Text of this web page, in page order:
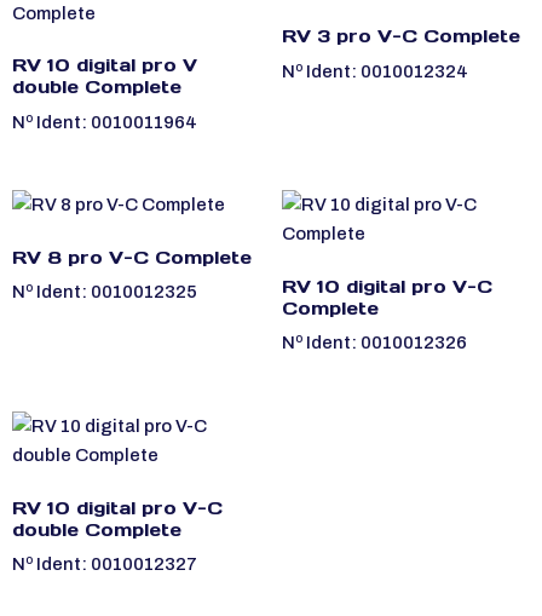
RV 10 digital pro V
double Complete
Nº Ident: 0010011964
RV 3 pro V-C Complete
Nº Ident: 0010012324
RV 8 pro V-C Complete
Nº Ident: 0010012325
RV 10 digital pro V-C
Complete
Nº Ident: 0010012326
RV 10 digital pro V-C
double Complete
Nº Ident: 0010012327